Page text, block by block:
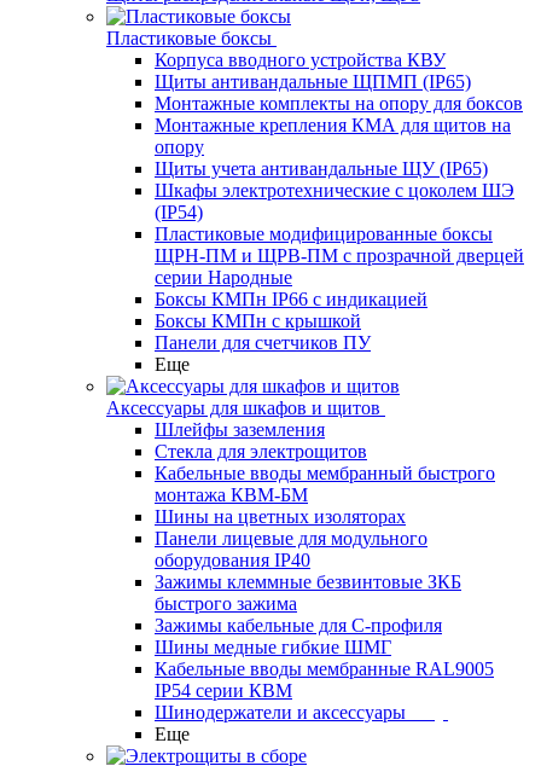
Пластиковые боксы
Корпуса вводного устройства КВУ
Щиты антивандальные ЩПМП (IP65)
Монтажные комплекты на опору для боксов
Монтажные крепления КМА для щитов на
опору
Щиты учета антивандальные ЩУ (IP65)
Шкафы электротехнические с цоколем ШЭ
(IP54)
Пластиковые модифицированные боксы
ЩРН-ПМ и ЩРВ-ПМ с прозрачной дверцей
серии Народные
Боксы КМПн IP66 с индикацией
Боксы КМПн с крышкой
Панели для счетчиков ПУ
Еще
Аксессуары для шкафов и щитов
Шлейфы заземления
Стекла для электрощитов
Кабельные вводы мембранный быстрого
монтажа КВМ-БМ
Шины на цветных изоляторах
Панели лицевые для модульного
оборудования IP40
Зажимы клеммные безвинтовые ЗКБ
быстрого зажима
Зажимы кабельные для С-профиля
Шины медные гибкие ШМГ
Кабельные вводы мембранные RAL9005
IP54 серии КВМ
Шинодержатели и аксессуары
Еще